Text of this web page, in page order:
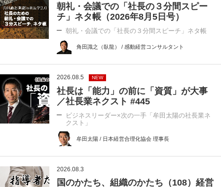
朝礼・会議での「社長の３分間スピー
チ」ネタ帳（2026年8月5日号）
朝礼・会議での「社長の３分間スピーチ」ネタ帳
角田識之（臥龍） / 感動経営コンサルタント
2026.08.5 NEW
社長は「能力」の前に「資質」が大事
／社長業ネクスト #445
ビジネスリーダー×次の一手「牟田太陽の社長業ネ
クスト」
牟田太陽 / 日本経営合理化協会 理事長
2026.08.3
国のかたち、組織のかたち（108）経営